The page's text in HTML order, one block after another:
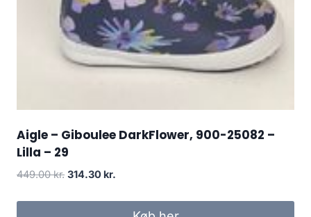
Aigle – Giboulee DarkFlower, 900-25082 –
Lilla – 29
449.00kr. Den
314.30 kr.